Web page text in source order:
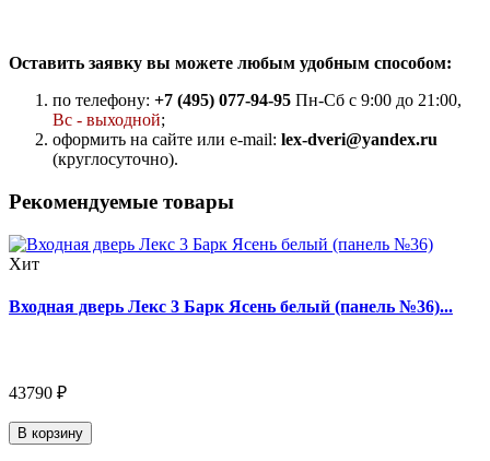
Оставить заявку вы можете любым удобным способом:
по телефону: +7 (495) 077-94-95 Пн-Сб с 9:00 до 21:00,
Вс - выходной;
оформить на сайте или e-mail: lex-dveri@yandex.ru
(круглосуточно).
Рекомендуемые товары
Хит
Входная дверь Лекс 3 Барк Ясень белый (панель №36)...
43790 ₽
В корзину